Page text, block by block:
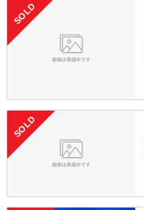
SOLD
SOLD